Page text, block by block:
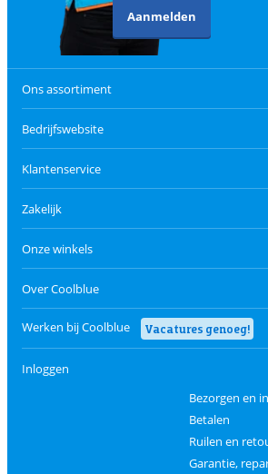
Aanmelden
Ons assortiment
Bedrijfswebsite
Klantenservice
Zakelijk
Onze winkels
Over Coolblue
Werken bij Coolblue Vacatures genoeg!
Inloggen
Bezorgen en
Betalen
Ruilen en
Garantie,